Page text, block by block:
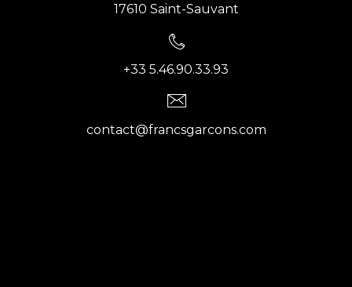
17610 Saint-Sauvant
+33 5.46.90.33.93
contact@francsgarcons.com